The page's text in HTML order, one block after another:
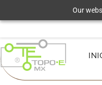
Our
content